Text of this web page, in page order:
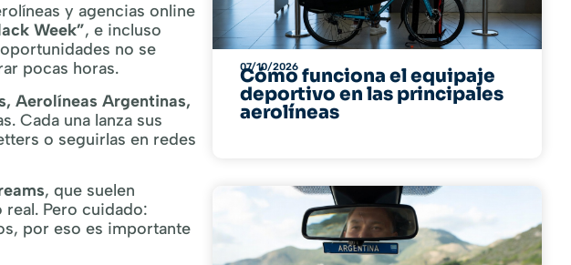
y agencias online
Week”, e incluso
no se
pocas horas.
Aerolíneas Argentinas,
Cada una lanza sus
o seguirlas en redes
, que suelen
Pero cuidado:
por eso es importante
07/10/2026
Cómo funciona el equipaje
deportivo en las principales
aerolíneas